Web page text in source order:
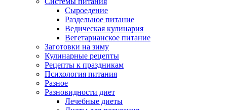
Сыроедение
Раздельное питание
Ведическая кулинария
Вегетарианское питание
Заготовки на зиму
Кулинарные рецепты
Рецепты к праздникам
Психология питания
Разное
Разновидности диет
Лечебные диеты